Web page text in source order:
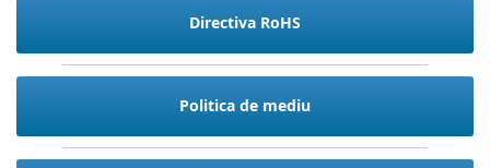
Directiva RoHS
Politica de mediu